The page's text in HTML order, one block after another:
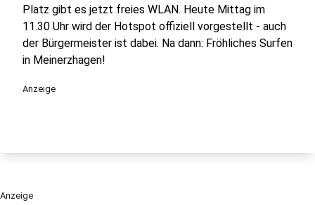
Platz gibt es jetzt freies WLAN. Heute Mittag im
11.30 Uhr wird der Hotspot offiziell vorgestellt - auch
der Bürgermeister ist dabei. Na dann: Fröhliches Surfen
in Meinerzhagen!
Anzeige
Anzeige